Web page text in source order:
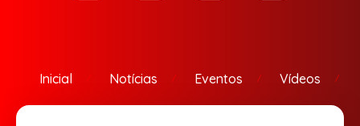
Inicial Notícias Eventos Vídeos